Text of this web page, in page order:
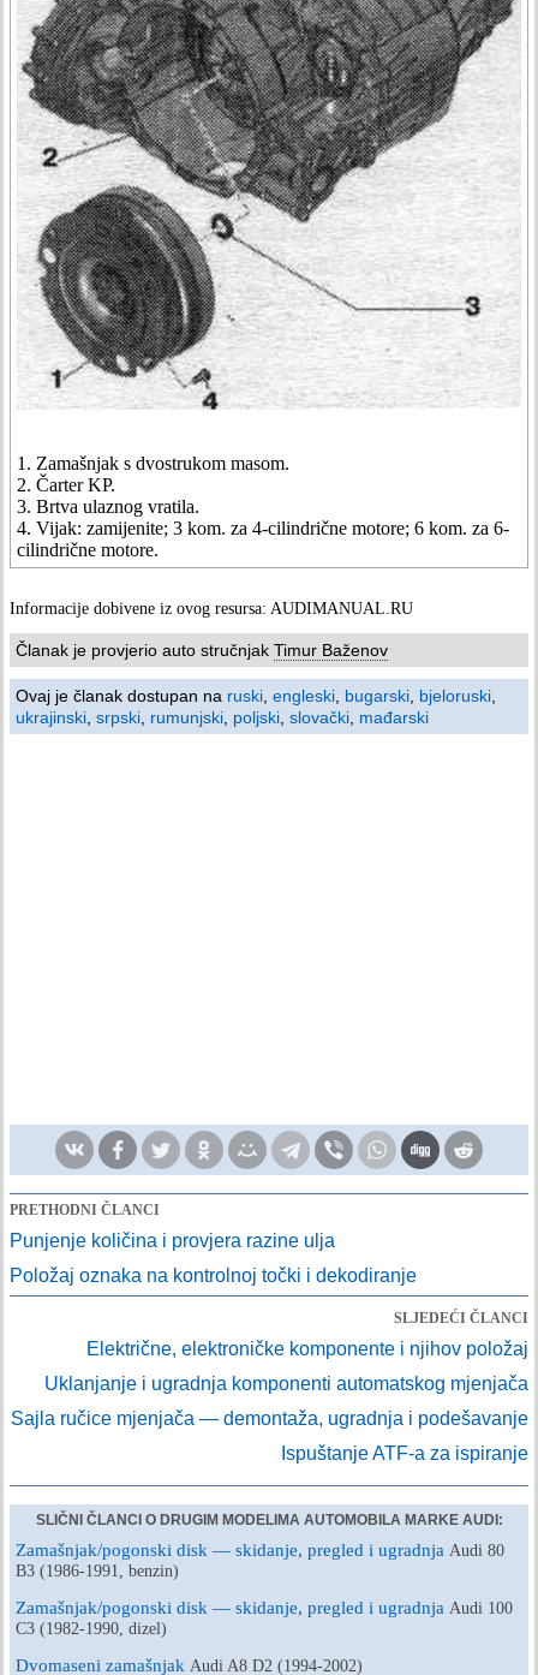
1. Zamašnjak s dvostrukom masom.
2. Čarter KP.
3. Brtva ulaznog vratila.
4. Vijak: zamijenite; 3 kom. za 4-cilindrične motore; 6 kom. za 6-
cilindrične motore.
Informacije dobivene iz ovog resursa: AUDIMANUAL.RU
Članak je provjerio auto stručnjak Timur Baženov
Ovaj je članak dostupan na ruski, engleski, bugarski, bjeloruski,
ukrajinski, srpski, rumunjski, poljski, slovački, mađarski
PRETHODNI ČLANCI
Punjenje količina i provjera razine ulja
Položaj oznaka na kontrolnoj točki i dekodiranje
SLJEDEĆI ČLANCI
Električne, elektroničke komponente i njihov položaj
Uklanjanje i ugradnja komponenti automatskog mjenjača
Sajla ručice mjenjača — demontaža, ugradnja i podešavanje
Ispuštanje ATF-a za ispiranje
SLIČNI ČLANCI O DRUGIM MODELIMA AUTOMOBILA MARKE AUDI:
Zamašnjak/pogonski disk — skidanje, pregled i ugradnja Audi 80
B3 (1986-1991, benzin)
Zamašnjak/pogonski disk — skidanje, pregled i ugradnja Audi 100
C3 (1982-1990, dizel)
Dvomaseni zamašnjak Audi A8 D2 (1994-2002)